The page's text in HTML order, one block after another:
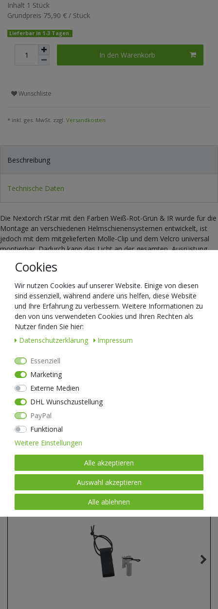
Inhalt 1 Stück
Grundpreis 75,90 € / Stück
Lieferbar in 1-3 Tagen.
In den Warenkorb
Wunschliste
* inkl. ges. MwSt. zzgl. Versandkosten
Beschreibung
Technische Daten
Die Nextorch rStar mit den Farben Weiß-Rot-Grün & IR wurde für die
Montage an verschiedenen Helmschienensystemen entwickelt, ist
jedoch mit dem mitgelieferten Molle-Clip und dem Velcro universal
montierbar. Dadurch kann das Licht an der gesamten Ausrüstung
Fernerkundung oder eine geringere Lichtleistung für den Nahbereich
somit von den meister Nachtsichtgeräten erkannt werden. Das
besondere am rStar ist, dass es über ein IFF-Licht verfügt, welches
eine Freund/Fein Erkennung ermöglicht. Durch die leichte und
kompakte Bauart ist die Lampe leicht zu handhaben. Mit dem
flexiblen "Schwanenhals" können Sie das Licht unabhängig vom
Winkel Ihres Helms dorthin lenken wo es benötigen. Die rStar wird
Ähnliche Artikel
Cookies
Wir nutzen Cookies auf unserer Website. Einige von diesen
sind essenziell, während andere uns helfen, diese Website
und Ihre Erfahrung zu verbessern. Weitere Informationen zu
den von uns verwendeten Cookies und Ihren Rechten als
Nutzer finden Sie hier:
Daten­schutz­erklärung
Impressum
Essenziell
Marketing
Externe Medien
DHL Wunschzustellung
PayPal
Funktional
Weitere Einstellungen
Alle akzeptieren
Auswahl akzeptieren
Alle ablehnen